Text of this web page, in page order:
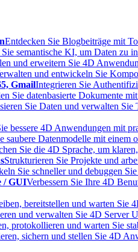
Entdecken Sie Blogbeiträge mit
semantische KI, um Daten zu
und erweitern Sie 4D
und entwickeln Sie
GmailIntegrieren Sie
Sie datenbasierte Dokumente
Sie Daten und verwalten Sie
bessere 4D Anwendungen mit
saubere Datenmodelle mit einem
Sie die 4D Sprache, um
Strukturieren Sie Projekte und
Sie schneller und debuggen
/ GUIVerbessern Sie Ihre 4D
bereitstellen und warten Sie
und verwalten Sie 4D Server
protokollieren und warten Sie
sichern und stellen Sie 4D